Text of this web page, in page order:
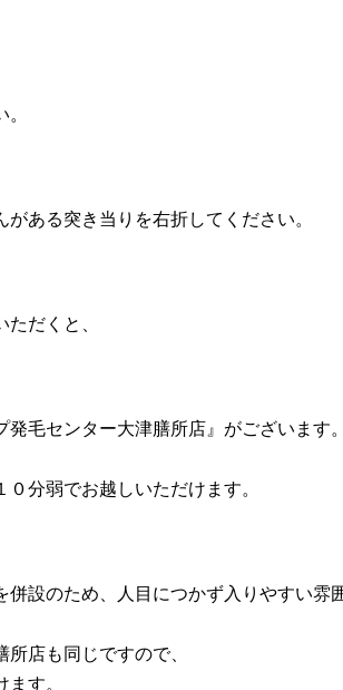
がある突き当りを右折してください。
だくと、
毛センター大津膳所店』がございます。
分弱でお越しいただけます。
設のため、人目につかず入りやすい雰
店も同じですので、
す。